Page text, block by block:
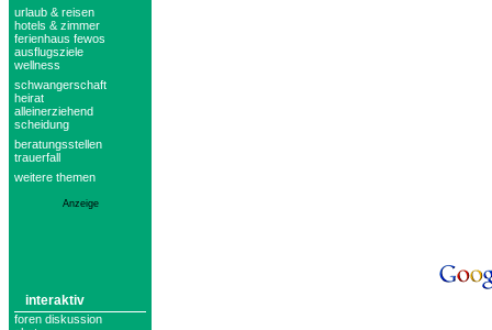
urlaub & reisen
hotels & zimmer
ferienhaus fewos
ausflugsziele
wellness
schwangerschaft
heirat
alleinerziehend
scheidung
beratungsstellen
trauerfall
weitere themen
Anzeige
interaktiv
foren diskussion